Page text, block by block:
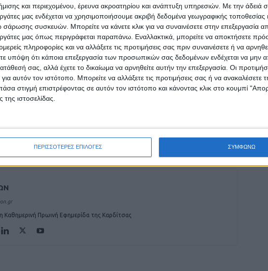
και περιεχομένου, έρευνα ακροατηρίου και ανάπτυξη υπηρεσιών. Με την άδειά
μας ενδέχεται να χρησιμοποιήσουμε ακριβή δεδομένα γεωγραφικής τοποθεσίας
σάρωσης συσκευών. Μπορείτε να κάνετε κλικ για να συναινέσετε στην επεξεργασία
μας όπως περιγράφεται παραπάνω. Εναλλακτικά, μπορείτε να αποκτήσετε
πληροφορίες και να αλλάξετε τις προτιμήσεις σας πριν συναινέσετε ή να
υπόψη ότι κάποια επεξεργασία των προσωπικών σας δεδομένων ενδέχεται να μην
σας, αλλά έχετε το δικαίωμα να αρνηθείτε αυτήν την επεξεργασία. Οι
αυτόν τον ιστότοπο. Μπορείτε να αλλάξετε τις προτιμήσεις σας ή να ανακαλέσετε
στιγμή επιστρέφοντας σε αυτόν τον ιστότοπο και κάνοντας κλικ στο κουμπί
της ιστοσελίδας.
ΠΕΡΙΣΣΟΤΕΡΕΣ ΕΠΙΛΟΓΕΣ ΣΥΜΦΩΝΩ
την εφημερίδα ΝΕΟΣ ΑΓΩΝ στο Google News!
στην περιοχή της Καρδίτσας και ευρύτερα της Θεσσαλίας
- 22.694
Καθημερινή Πρωινή Εφημερίδα της Καρδίτσας